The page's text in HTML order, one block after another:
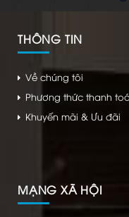
THÔNG TIN
Về chúng tôi
Phương thức thanh
Khuyến mãi & Ưu đãi
MẠNG XÃ HỘI